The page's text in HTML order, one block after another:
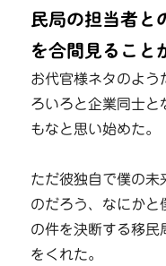
民局の担当者と
を合間見ること
お代官様ネタのよう
ろいろと企業同士と
もなと思い始めた。
ただ彼独自で僕の未
のだろう、なにかと
の件を決断する移民
をくれた。